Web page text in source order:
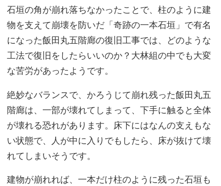
石垣の角が崩れ落ちなかったことで、柱のように建
物を支えて崩壊を防いだ「奇跡の一本石垣」で有名
になった飯田丸五階廊の復旧工事では、どのような
工法で復旧をしたらいいのか？大林組の中でも大変
な苦労があったようです。
絶妙なバランスで、かろうじて崩れ残った飯田丸五
階廊は、一部が壊れてしまって、下手に触ると全体
が壊れる恐れがあります。床下にはなんの支えもな
い状態で、人が中に入りでもしたら、床が抜けて壊
れてしまいそうです。
建物が崩れれば、一本だけ柱のように残った石垣も